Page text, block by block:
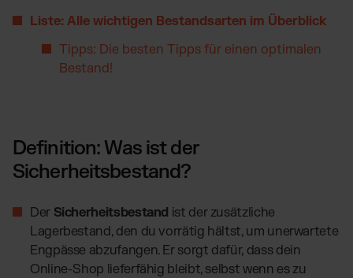
Magento Fulfillment (Adobe Commerce)
PrestaShop Fulfillment
Liste: Alle wichtigen Bestandsarten im Überblick
Tipps: Die besten Tipps für einen optimalen
Bestand!
Definition: Was ist der
Sicherheitsbestand?
Der Sicherheitsbestand ist der zusätzliche
Lagerbestand, den du vorrätig hältst, um unerwartete
Engpässe abzufangen. Er sorgt dafür, dass dein
Online-Shop lieferfähig bleibt, selbst wenn es zu